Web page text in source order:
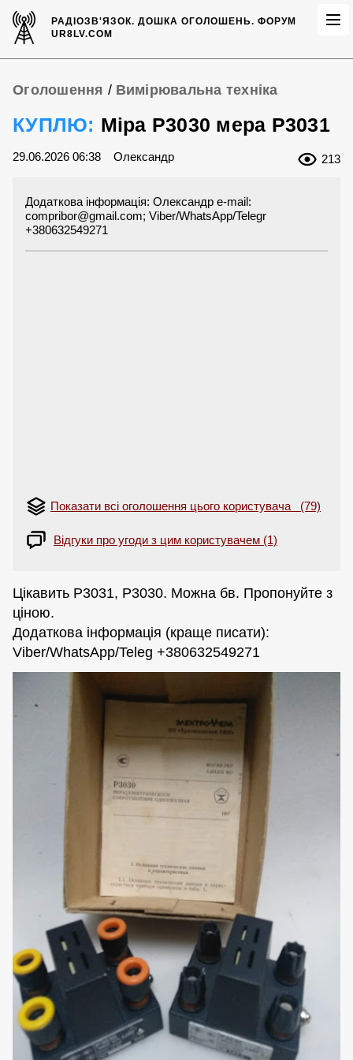
РАДІОЗВ'ЯЗОК.ДОШКА ОГОЛОШЕНЬ. ФОРУМ
UR8LV.COM
Оголошення / Вимірювальна техніка
КУПЛЮ: Міра Р3030 мера Р3031
29.06.2026 06:38 Олександр 213
Додаткова інформація: Олександр e-mail:
compribor@gmail.com; Viber/WhatsApp/Telegr
+380632549271
Показати всі оголошення цього користувача (79)
Відгуки про угоди з цим користувачем (1)
Цікавить Р3031, Р3030. Можна бв. Пропонуйте з
ціною.
Додаткова інформація (краще писати):
Viber/WhatsApp/Teleg +380632549271